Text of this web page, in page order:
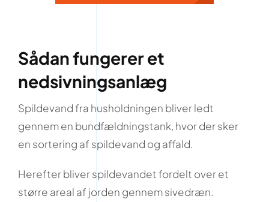
Sådan fungerer et
nedsivningsanlæg
Spildevand fra husholdningen bliver ledt
gennem en bundfældningstank, hvor der sker
en sortering af spildevand og affald.
Herefter bliver spildevandet fordelt over et
større areal af jorden gennem sivedræn.